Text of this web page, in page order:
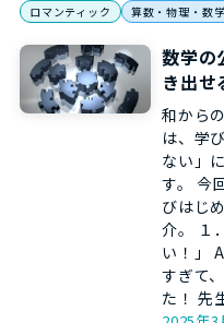
ロマンティック 算数・物理・数
数学の
き出せ
和から
は、学
ない」
す。 今
びはじ
介。 １
い！」
すぎて
た！ 先